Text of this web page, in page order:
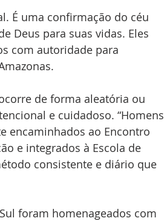
É uma confirmação do céu
Deus para suas vidas. Eles
com autoridade para
de forma aleatória ou
e cuidadoso. “Homens
encaminhados ao Encontro
e integrados à Escola de
consistente e diário que
foram homenageados com